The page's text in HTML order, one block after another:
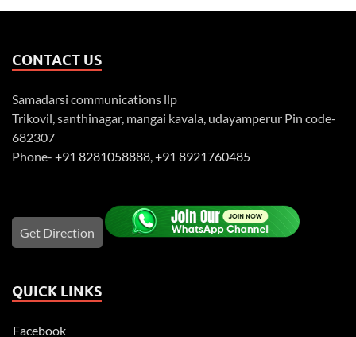
CONTACT US
Samadarsi communications llp
Trikovil, santhinagar, mangai kavala, udayamperur Pin code-
682307
Phone- +91 8281058888 +91 8921760485
Get Direction
QUICK LINKS
Facebook